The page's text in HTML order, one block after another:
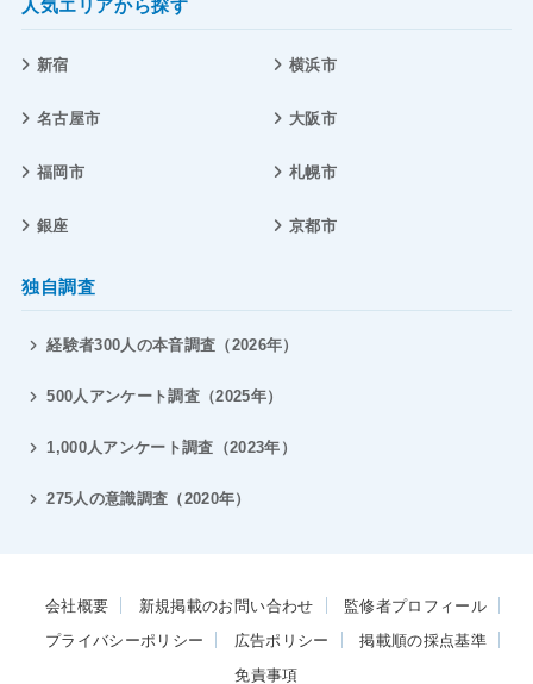
人気エリアから探す
新宿 横浜市
名古屋市 大阪市
福岡市 札幌市
銀座 京都市
独自調査
経験者300人の本音調査（2026年）
500人アンケート調査（2025年）
1,000人アンケート調査（2023年）
275人の意識調査（2020年）
会社概要 新規掲載のお問い合わせ
監修者プロフィール
プライバシーポリシー
広告ポリシー
掲載順の採点基準
免責事項